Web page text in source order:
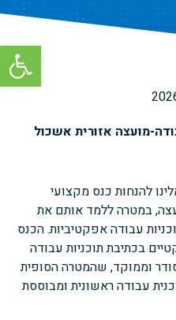
פתח
מועצה אזורית אשכול
להנחות כנס מקצועי
במטרה ללמד אותם את
עבודה אפקטיביות. הכנס
בכתיבת תוכניות עבודה
וממוקד, שהמטרה הסופית
עבודה ראשונית ומבוססת